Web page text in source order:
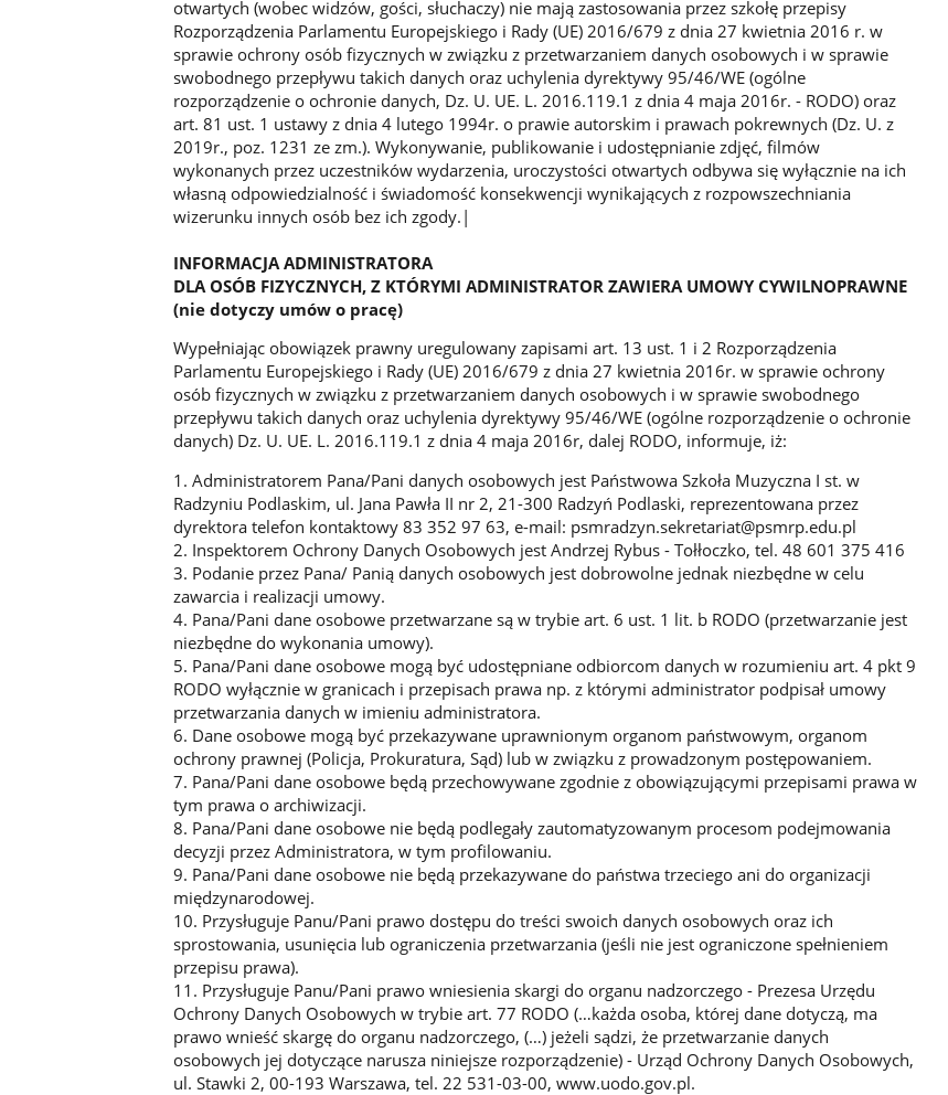
otwartych (wobec widzów, gości, słuchaczy) nie mają zastosowania przez szkołę przepisy
Rozporządzenia Parlamentu Europejskiego i Rady (UE) 2016/679 z dnia 27 kwietnia 2016 r. w
sprawie ochrony osób fizycznych w związku z przetwarzaniem danych osobowych i w sprawie
swobodnego przepływu takich danych oraz uchylenia dyrektywy 95/46/WE (ogólne
rozporządzenie o ochronie danych, Dz. U. UE. L. 2016.119.1 z dnia 4 maja 2016r. - RODO) oraz
art. 81 ust. 1 ustawy z dnia 4 lutego 1994r. o prawie autorskim i prawach pokrewnych (Dz. U. z
2019r., poz. 1231 ze zm.). Wykonywanie, publikowanie i udostępnianie zdjęć, filmów
wykonanych przez uczestników wydarzenia, uroczystości otwartych odbywa się wyłącznie na ich
własną odpowiedzialność i świadomość konsekwencji wynikających z rozpowszechniania
wizerunku innych osób bez ich zgody.|
INFORMACJA ADMINISTRATORA
DLA OSÓB FIZYCZNYCH, Z KTÓRYMI ADMINISTRATOR ZAWIERA UMOWY CYWILNOPRAWNE
(nie dotyczy umów o pracę)
Wypełniając obowiązek prawny uregulowany zapisami art. 13 ust. 1 i 2 Rozporządzenia
Parlamentu Europejskiego i Rady (UE) 2016/679 z dnia 27 kwietnia 2016r. w sprawie ochrony
osób fizycznych w związku z przetwarzaniem danych osobowych i w sprawie swobodnego
przepływu takich danych oraz uchylenia dyrektywy 95/46/WE (ogólne rozporządzenie o ochronie
danych) Dz. U. UE. L. 2016.119.1 z dnia 4 maja 2016r, dalej RODO, informuje, iż:
1. Administratorem Pana/Pani danych osobowych jest Państwowa Szkoła Muzyczna I st. w
Radzyniu Podlaskim, ul. Jana Pawła II nr 2, 21-300 Radzyń Podlaski, reprezentowana przez
dyrektora telefon kontaktowy 83 352 97 63, e-mail: psmradzyn.sekretariat@psmrp.edu.pl
2. Inspektorem Ochrony Danych Osobowych jest Andrzej Rybus - Tołłoczko, tel. 48 601 375 416
3. Podanie przez Pana/ Panią danych osobowych jest dobrowolne jednak niezbędne w celu
zawarcia i realizacji umowy.
4. Pana/Pani dane osobowe przetwarzane są w trybie art. 6 ust. 1 lit. b RODO (przetwarzanie jest
niezbędne do wykonania umowy).
5. Pana/Pani dane osobowe mogą być udostępniane odbiorcom danych w rozumieniu art. 4 pkt 9
RODO wyłącznie w granicach i przepisach prawa np. z którymi administrator podpisał umowy
przetwarzania danych w imieniu administratora.
6. Dane osobowe mogą być przekazywane uprawnionym organom państwowym, organom
ochrony prawnej (Policja, Prokuratura, Sąd) lub w związku z prowadzonym postępowaniem.
7. Pana/Pani dane osobowe będą przechowywane zgodnie z obowiązującymi przepisami prawa w
tym prawa o archiwizacji.
8. Pana/Pani dane osobowe nie będą podlegały zautomatyzowanym procesom podejmowania
decyzji przez Administratora, w tym profilowaniu.
9. Pana/Pani dane osobowe nie będą przekazywane do państwa trzeciego ani do organizacji
międzynarodowej.
10. Przysługuje Panu/Pani prawo dostępu do treści swoich danych osobowych oraz ich
sprostowania, usunięcia lub ograniczenia przetwarzania (jeśli nie jest ograniczone spełnieniem
przepisu prawa).
11. Przysługuje Panu/Pani prawo wniesienia skargi do organu nadzorczego - Prezesa Urzędu
Ochrony Danych Osobowych w trybie art. 77 RODO (…każda osoba, której dane dotyczą, ma
prawo wnieść skargę do organu nadzorczego, (…) jeżeli sądzi, że przetwarzanie danych
osobowych jej dotyczące narusza niniejsze rozporządzenie) - Urząd Ochrony Danych Osobowych,
ul. Stawki 2, 00-193 Warszawa, tel. 22 531-03-00, www.uodo.gov.pl.